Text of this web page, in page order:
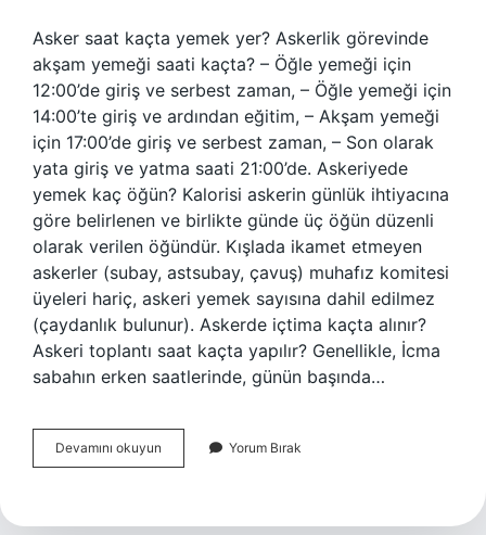
Asker saat kaçta yemek yer? Askerlik görevinde
akşam yemeği saati kaçta? – Öğle yemeği için
12:00’de giriş ve serbest zaman, – Öğle yemeği için
14:00’te giriş ve ardından eğitim, – Akşam yemeği
için 17:00’de giriş ve serbest zaman, – Son olarak
yata giriş ve yatma saati 21:00’de. Askeriyede
yemek kaç öğün? Kalorisi askerin günlük ihtiyacına
göre belirlenen ve birlikte günde üç öğün düzenli
olarak verilen öğündür. Kışlada ikamet etmeyen
askerler (subay, astsubay, çavuş) muhafız komitesi
üyeleri hariç, askeri yemek sayısına dahil edilmez
(çaydanlık bulunur). Askerde içtima kaçta alınır?
Askeri toplantı saat kaçta yapılır? Genellikle, İcma
sabahın erken saatlerinde, günün başında…
Devamını okuyun Askerde
Kaç
Verilir
Yorum Bırak